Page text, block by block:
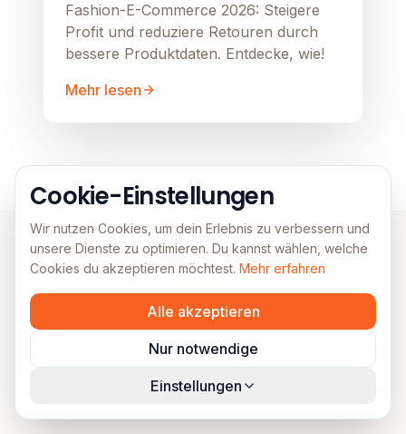
Fashion-E-Commerce 2026: Steigere
Profit und reduziere Retouren durch
bessere Produktdaten. Entdecke, wie!
Mehr lesen
FAQs
Häufig gestellte Fragen
Alles, was du über Lead Generation wissen musst
Cookie-Einstellungen
Wir nutzen Cookies, um dein Erlebnis zu verbessern und
unsere Dienste zu optimieren. Du kannst wählen, welche
Cookies du akzeptieren möchtest. Mehr erfahren
Alle akzeptieren
Nur notwendige
Einstellungen